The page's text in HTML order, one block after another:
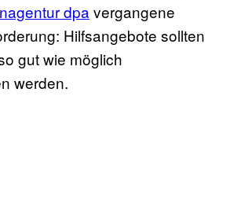
dpa vergangene
Hilfsangebote sollten
gut wie möglich
werden.